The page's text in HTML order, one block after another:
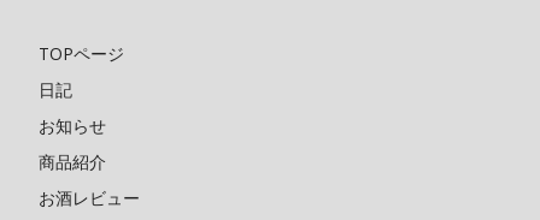
TOPページ
日記
お知らせ
商品紹介
お酒レビュー